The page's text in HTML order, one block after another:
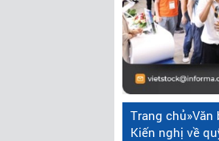
Trang chủ»Văn
Kiến nghị về